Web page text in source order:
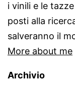
i vinili e le
posti alla
salveranno il
More about me
Archivio